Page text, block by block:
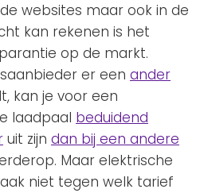
websites maar ook in de
kan rekenen is het
op de markt.
er een ander
kan je voor een
laadpaal beduidend
uit zijn dan bij een andere
Maar elektrische
niet tegen welk tarief